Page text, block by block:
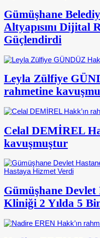
Gümüşhane
Altyapısını Dijital
Güçlendirdi
Leyla Zülfiye
rahmetine
Celal DEMİREL
kavuşmuştur
Gümüşhane
Kliniği 2 Yılda 5